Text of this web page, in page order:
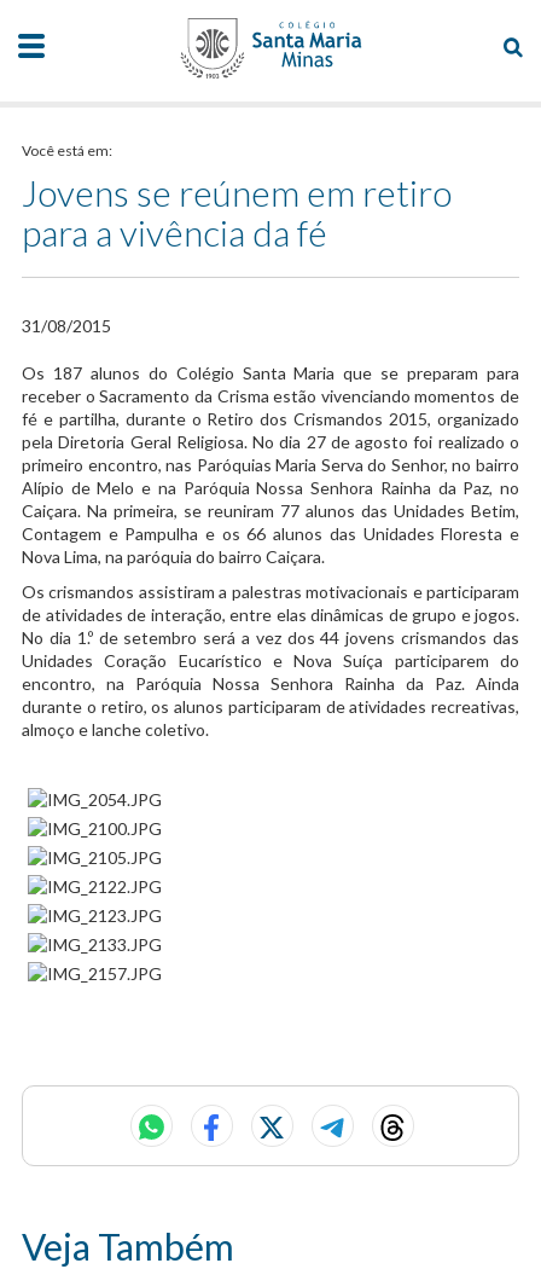
Você está em:
Jovens se reúnem em retiro
para a vivência da fé
31/08/2015
​Os 187 alunos do Colégio Santa Maria que se preparam para
receber o Sacramento da Crisma estão vivenciando momentos de
fé e partilha, durante o Retiro dos Crismandos 2015, organizado
pela Diretoria Geral Religiosa. No dia 27 de agosto foi realizado o
primeiro encontro, nas Paróquias Maria Serva do Senhor, no bairro
Alípio de Melo e na Paróquia Nossa Senhora Rainha da Paz, no
Caiçara. Na primeira, se reuniram 77 alunos das Unidades Betim,
Contagem e Pampulha e os 66 alunos das Unidades Floresta e
Nova Lima, na paróquia do bairro Caiçara.
Os crismandos assistiram a palestras motivacionais e participaram
de atividades de interação, entre elas dinâmicas de grupo e jogos.
No dia 1.º de setembro será a vez dos 44 jovens crismandos das
Unidades Coração Eucarístico e Nova Suíça participarem do
encontro, na Paróquia Nossa Senhora Rainha da Paz. Ainda
durante o retiro, os alunos participaram de atividades recreativas,
almoço e lanche coletivo.
Veja Também